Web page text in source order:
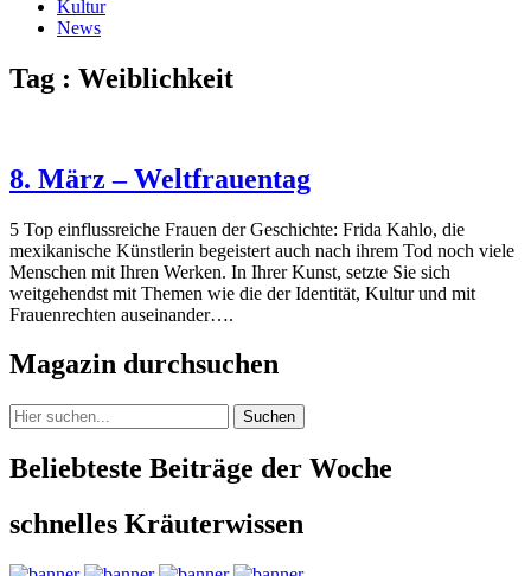
Kultur
News
Tag : Weiblichkeit
8. März – Weltfrauentag
5 Top einflussreiche Frauen der Geschichte: Frida Kahlo, die
mexikanische Künstlerin begeistert auch nach ihrem Tod noch viele
Menschen mit Ihren Werken. In Ihrer Kunst, setzte Sie sich
weitgehendst mit Themen wie die der Identität, Kultur und mit
Frauenrechten auseinander….
Magazin durchsuchen
Suchen
Beliebteste Beiträge der Woche
schnelles Kräuterwissen